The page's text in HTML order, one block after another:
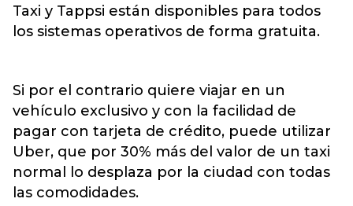
Taxi y Tappsi están disponibles para todos
los sistemas operativos de forma gratuita.
Si por el contrario quiere viajar en un
vehículo exclusivo y con la facilidad de
pagar con tarjeta de crédito, puede utilizar
Uber, que por 30% más del valor de un taxi
normal lo desplaza por la ciudad con todas
las comodidades.